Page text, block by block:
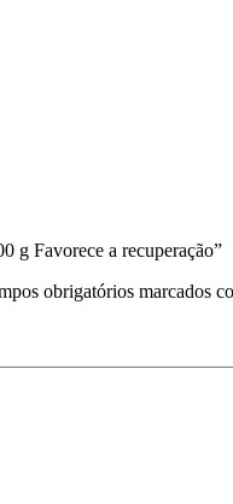
g Favorece a recuperação”
obrigatórios marcados